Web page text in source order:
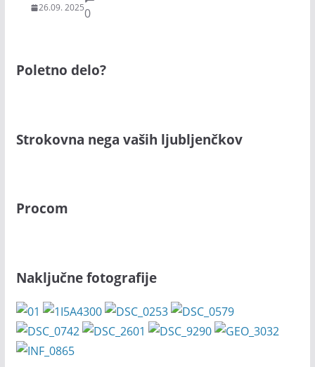
26.09. 20250
Poletno delo?
Strokovna nega vaših ljubljenčkov
Procom
Naključne fotografije